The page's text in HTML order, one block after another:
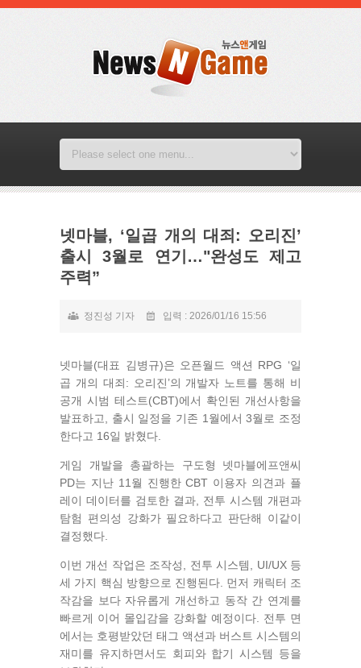
넷마블, ‘일곱 개의 대죄: 오리진’
출시 3월로 연기…"완성도 제고
주력”
정진성 기자 입력 : 2026/01/16 15:56
넷마블(대표 김병규)은 오픈월드 액션 RPG ‘일
곱 개의 대죄: 오리진’의 개발자 노트를 통해 비
공개 시범 테스트(CBT)에서 확인된 개선사항을
발표하고, 출시 일정을 기존 1월에서 3월로 조정
한다고 16일 밝혔다.
게임 개발을 총괄하는 구도형 넷마블에프앤씨
PD는 지난 11월 진행한 CBT 이용자 의견과 플
레이 데이터를 검토한 결과, 전투 시스템 개편과
탐험 편의성 강화가 필요하다고 판단해 이같이
결정했다.
이번 개선 작업은 조작성, 전투 시스템, UI/UX 등
세 가지 핵심 방향으로 진행된다. 먼저 캐릭터 조
작감을 보다 자유롭게 개선하고 동작 간 연계를
빠르게 이어 몰입감을 강화할 예정이다. 전투 면
에서는 호평받았던 태그 액션과 버스트 시스템의
재미를 유지하면서도 회피와 합기 시스템 등을